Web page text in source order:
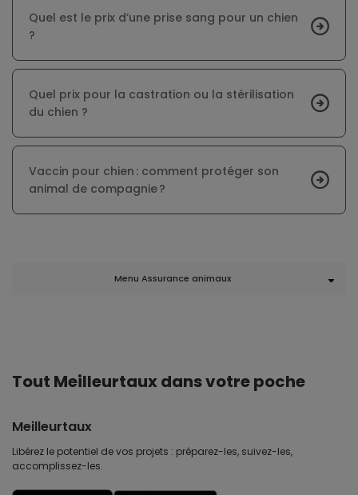
Quel est le prix d’une prise sang pour un chien
?
Quel prix pour la castration ou la stérilisation
du chien ?
Vaccin pour chien : comment protéger son
animal de compagnie ?
Menu Assurance animaux
Tout Meilleurtaux dans votre poche
Meilleurtaux
Libérez le potentiel de vos projets : préparez-les, suivez-les,
accomplissez-les.